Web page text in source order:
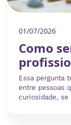
01/07/2026
Como
Essa pergunta
entre pessoas
curiosidade, se